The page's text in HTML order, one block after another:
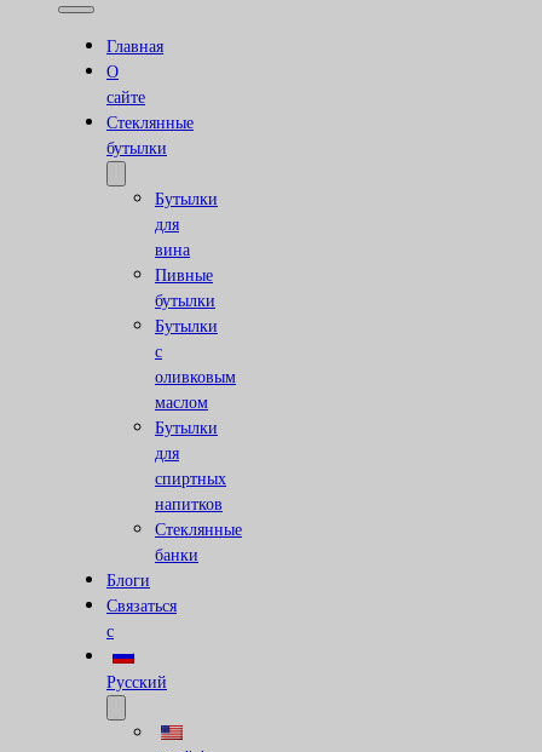
Главная
О
сайте
Стеклянные
бутылки
Бутылки
для
вина
Пивные
бутылки
Бутылки
с
оливковым
маслом
Бутылки
для
спиртных
напитков
Стеклянные
банки
Блоги
Связаться
с
Русский